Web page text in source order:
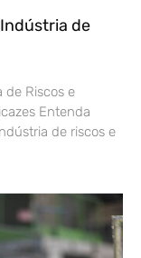
de
de Riscos e
Entenda
de riscos e